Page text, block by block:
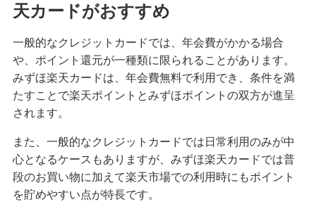
天カードがおすすめ
一般的なクレジットカードでは、年会費がかかる場合
や、ポイント還元が一種類に限られることがあります。
みずほ楽天カードは、年会費無料で利用でき、条件を満
たすことで楽天ポイントとみずほポイントの双方が進呈
されます。
また、一般的なクレジットカードでは日常利用のみが中
心となるケースもありますが、みずほ楽天カードでは普
段のお買い物に加えて楽天市場での利用時にもポイント
を貯めやすい点が特長です。